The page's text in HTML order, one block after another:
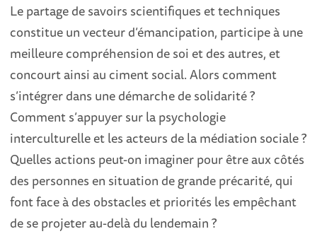
Le partage de savoirs scientifiques et techniques
constitue un vecteur d’émancipation, participe à une
meilleure compréhension de soi et des autres, et
concourt ainsi au ciment social. Alors comment
s’intégrer dans une démarche de solidarité ?
Comment s’appuyer sur la psychologie
interculturelle et les acteurs de la médiation sociale ?
Quelles actions peut-on imaginer pour être aux côtés
des personnes en situation de grande précarité, qui
font face à des obstacles et priorités les empêchant
de se projeter au-delà du lendemain ?